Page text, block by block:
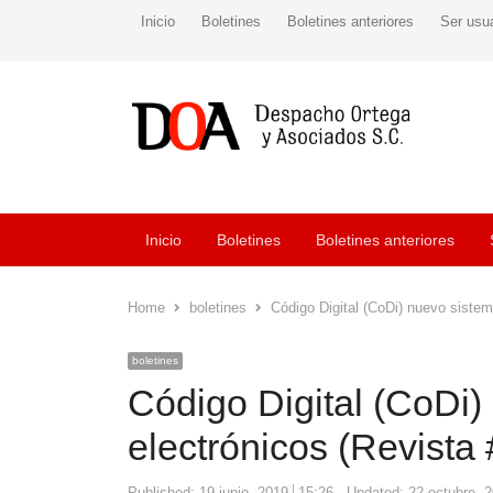
Inicio Boletines Boletines anteriores Ser
Inicio Boletines Boletines anteriores
Home
boletines Código Digital (CoDi) nuevo
boletines
Código Digital
electrónicos (Revista